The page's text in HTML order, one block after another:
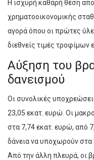
Η ισχυρή καθαρή θέση
χρηματοοικονομικής
αγορά όπου οι πρώτες
διεθνείς τιμές τροφίμων
Αύξηση του
δανεισμού
Οι συνολικές
23,05 εκατ. ευρώ. Οι
στα 7,74 εκατ. ευρώ, από
δάνεια να υποχωρούν στα
Από την άλλη πλευρά, οι